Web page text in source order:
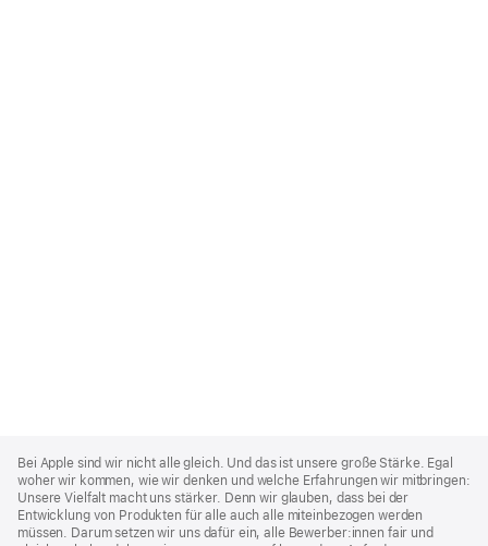
Footer
Bei Apple sind wir nicht alle gleich. Und das ist unsere große Stärke. Egal
woher wir kommen, wie wir denken und welche Erfahrungen wir mitbringen:
Unsere Vielfalt macht uns stärker. Denn wir glauben, dass bei der
Entwicklung von Produkten für alle auch alle miteinbezogen werden
müssen. Darum setzen wir uns dafür ein, alle Bewerber:innen fair und